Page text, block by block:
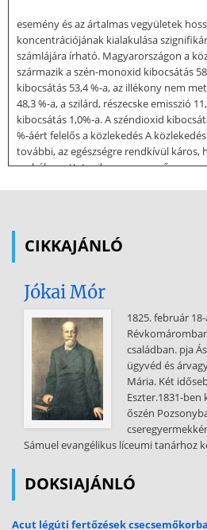
esemény és az ártalmas vegyületek
koncentrációjának kialakulása
számlájára írható. Magyarországon a
származik a szén-monoxid kibocsátás
kibocsátás 53,4 %-a, az illékony nem
48,3 %-a, a szilárd, részecske emisszió
kibocsátás 1,0%-a. A széndioxid
%-áért felelős a közlekedés A
további, az egészségre rendkívül káros,
szabályozott, toxikus szennyező
koncentrációja igen gyakran meghaladja
párhuzamosan megfigyelhető hogy
száma. Mindenki tisztában van azzal,
javítása nem képzelhető el a
csökkentése nélkül. A hazai
legfontosabb környezetvédelmi célokat
Országgyűlés által elfogadott NEMZETI
PROGRAM (NKP) külön fejezetben
területű céljai szorosan kapcsolódnak a
illetve a közlekedéspolitika
68/1996. (VII9) OGY határozathoz,
megfogalmazott feladatok
CIKKAJÁNLÓ
Jókai Mór
1825. február
családban. pja
ügyvéd és
Mária. Két
Eszter.1831-ben
őszén
Sámuel evangélikus líceumi tanárhoz
DOKSIAJÁNLÓ
Acut légúti fertőzések